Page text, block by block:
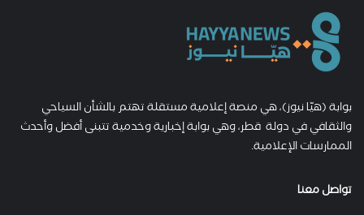
بوابة (هيّا نيوز)، هي منصة إعلامية مستقلة تهتم بالشأن السياحي
والثقافي في دولة قطر، وهي بوابة إخبارية وخدمية تتبنى أفضل وأحدث
الممارسات الإعلامية.
تواصل معنا